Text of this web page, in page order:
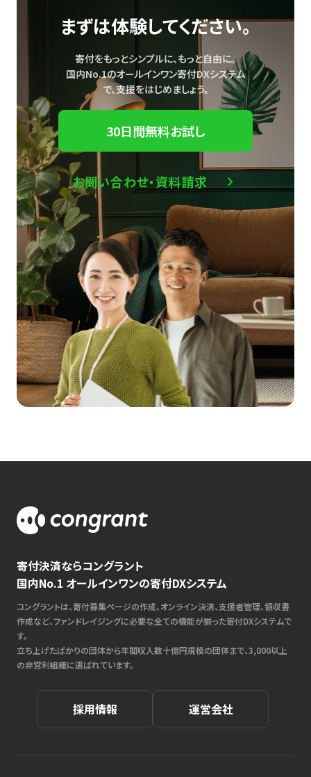
まずは体験してください。
寄付をもっとシンプルに、もっと自由に。
国内No.1のオールインワン寄付DXシステム
で、支援をはじめましょう。
30日間無料お試し
お問い合わせ・資料請求
寄付決済ならコングラント
国内No.1 オールインワンの寄付DXシステム
コングラントは、寄付募集ページの作成、オンライン決済、支援者管理、領収書
作成など、ファンドレイジングに必要な全ての機能が揃った寄付DXシステムで
す。
立ち上げたばかりの団体から年間収入数十億円規模の団体まで、3,000以上
の非営利組織に選ばれています。
採用情報 運営会社